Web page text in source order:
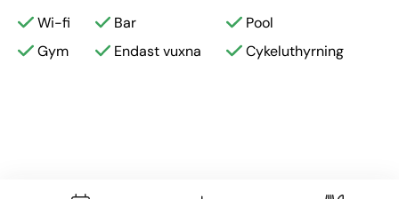
Wi-fi
Bar
Pool
Gym
Endast vuxna Cykeluthyrning